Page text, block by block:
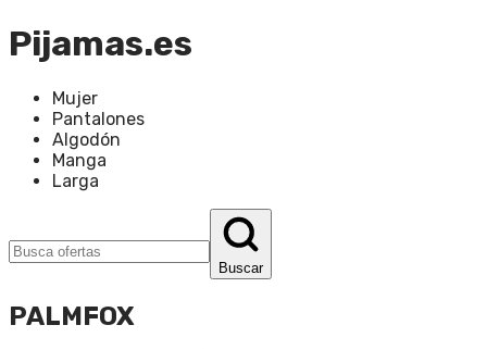
Pijamas.es
Mujer
Pantalones
Algodón
Manga
Larga
Buscar
PALMFOX